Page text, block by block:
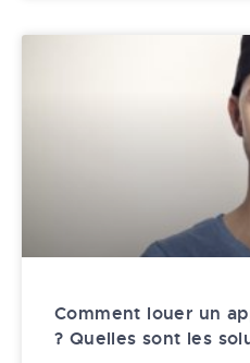
Comment louer un
? Quelles sont les